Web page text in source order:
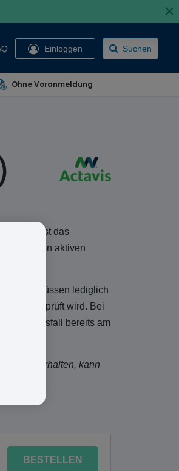
×
Einloggen Suchen
Ohne Voranmeldung
Es ist das
denselben aktiven
Sie müssen lediglich
überprüft wird. Bei
Haarausfall bereits am
die Sie erhalten, kann
BESTELLEN